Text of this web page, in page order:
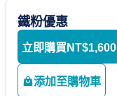
鐵粉優惠
立即購買 NT$1,600
添加至購物車